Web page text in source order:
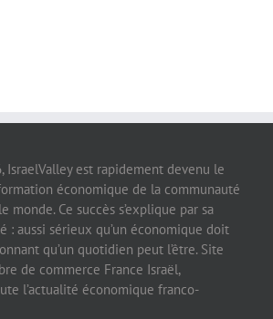
IsraelValley est rapidement devenu le
économique de la communauté
monde. Ce succès s’explique par sa
: aussi sérieux qu’un économique doit
qu’un quotidien peut l’être. Site
de commerce France Israël,
l’actualité économique franco-